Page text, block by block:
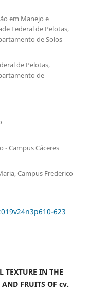
em Manejo e
Federal de Pelotas,
de Solos
de Pelotas,
de
- Campus Cáceres
Campus Frederico
623
TEXTURE IN THE
AND FRUITS OF cv.